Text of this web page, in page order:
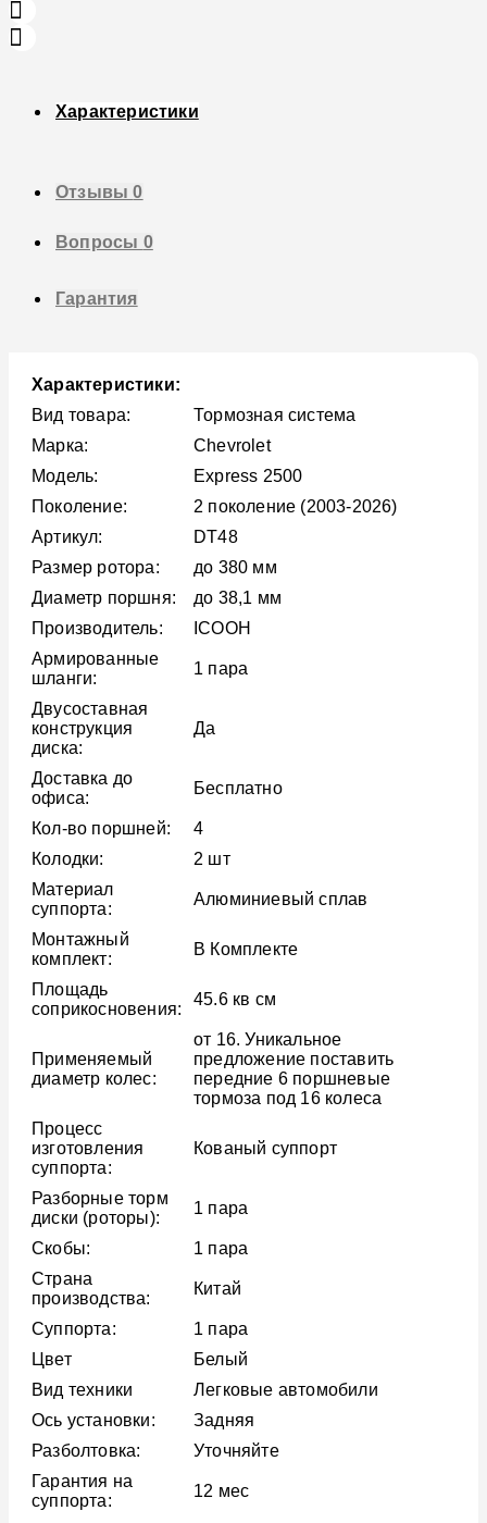
Характеристики
Отзывы0
Вопросы 0
Гарантия
Характеристики:
Вид товара:
Тормозная система
Марка:
Chevrolet
Модель:
Express 2500
Поколение:
2 поколение (2003-2026)
Артикул:
DT48
Размер ротора:
до 380 мм
Диаметр поршня:
до 38,1 мм
Производитель:
ICOOH
Армированные
шланги:
1 пара
Двусоставная
конструкция
диска:
Да
Доставка до
офиса:
Бесплатно
Кол-во поршней:
4
Колодки:
2 шт
Материал
суппорта:
Алюминиевый сплав
Монтажный
комплект:
В Комплекте
Площадь
соприкосновения:
45.6 кв см
Применяемый
диаметр колес:
от 16. Уникальное
предложение поставить
передние 6 поршневые
тормоза под 16 колеса
Процесс
изготовления
суппорта:
Кованый суппорт
Разборные торм
диски (роторы):
1 пара
Скобы:
1 пара
Страна
производства:
Китай
Суппорта:
1 пара
Цвет
Белый
Вид техники
Легковые автомобили
Ось установки:
Задняя
Разболтовка:
Уточняйте
Гарантия на
суппорта:
12 мес